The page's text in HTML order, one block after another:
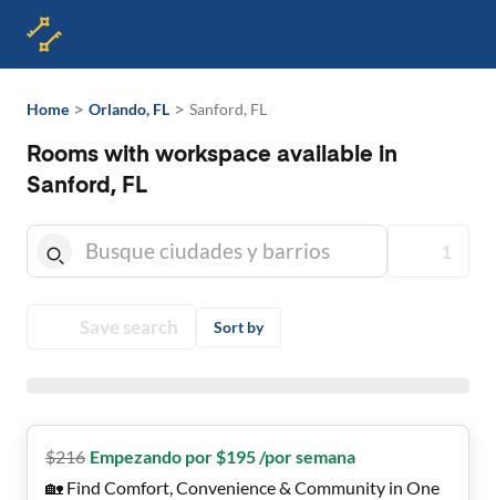
Home > Orlando, FL > Sanford, FL
Rooms with workspace available in
Sanford, FL
1
Save search Sort by
$216 Empezando por $195 /por semana
🏡 Find Comfort, Convenience & Community in One